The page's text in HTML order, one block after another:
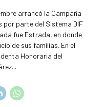
arrancó la Campaña
por parte del Sistema DIF
fue Estrada, en donde
de sus familias. En el
Honoraria del